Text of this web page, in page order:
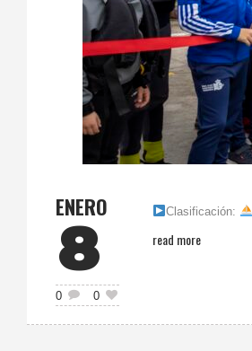
ENERO
8
0 0
Clasificación:
read more